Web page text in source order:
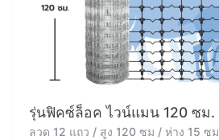
รุ่นฟิคซ์ล็อค ไวน์แมน 120 ซม.
ลวด 12 แถว / สูง 120 ซม / ห่าง 15 ซม